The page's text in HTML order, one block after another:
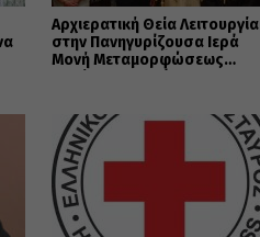
Αρχιερατική Θεία Λειτουργία
στην Πανηγυρίζουσα Ιερά
Μονή Μεταμορφώσεως